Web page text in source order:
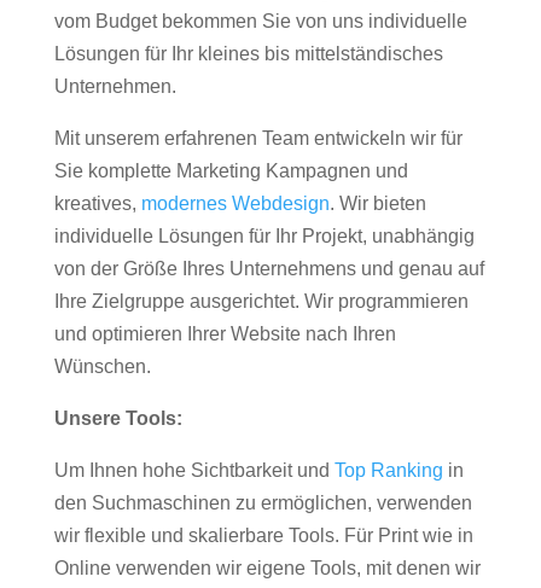
vom Budget bekommen Sie von uns individuelle
Lösungen für Ihr kleines bis mittelständisches
Unternehmen.
Mit unserem erfahrenen Team entwickeln wir für
Sie komplette Marketing Kampagnen und
kreatives, modernes Webdesign. Wir bieten
individuelle Lösungen für Ihr Projekt, unabhängig
von der Größe Ihres Unternehmens und genau auf
Ihre Zielgruppe ausgerichtet. Wir programmieren
und optimieren Ihrer Website nach Ihren
Wünschen.
Unsere Tools:
Um Ihnen hohe Sichtbarkeit und Top Ranking in
den Suchmaschinen zu ermöglichen, verwenden
wir flexible und skalierbare Tools. Für Print wie in
Online verwenden wir eigene Tools, mit denen wir